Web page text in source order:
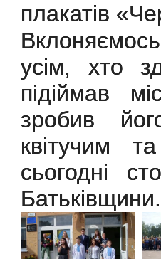
плакатів
усім, хто
підіймав
зробив
квітучим
сьогодні
Батьківщини.